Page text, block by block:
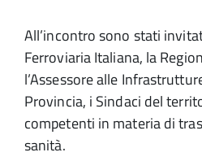
All’incontro sono stati
Ferroviaria Italiana, la
l’Assessore alle
Provincia, i Sindaci del
competenti in materia di
sanità.